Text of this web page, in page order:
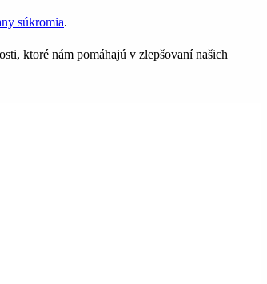
súkromia.
ktoré nám pomáhajú v zlepšovaní našich